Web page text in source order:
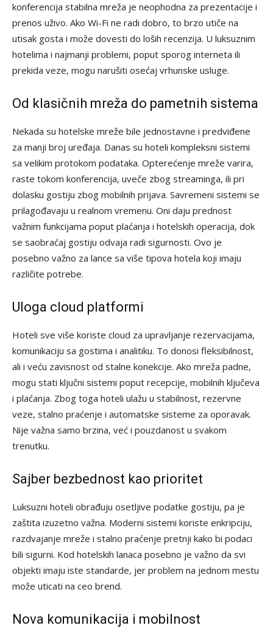
konferencija stabilna mreža je neophodna za prezentacije i
prenos uživo. Ako Wi-Fi ne radi dobro, to brzo utiče na
utisak gosta i može dovesti do loših recenzija. U luksuznim
hotelima i najmanji problemi, poput sporog interneta ili
prekida veze, mogu narušiti osećaj vrhunske usluge.
Od klasičnih mreža do pametnih sistema
Nekada su hotelske mreže bile jednostavne i predviđene
za manji broj uređaja. Danas su hoteli kompleksni sistemi
sa velikim protokom podataka. Opterećenje mreže varira,
raste tokom konferencija, uveče zbog streaminga, ili pri
dolasku gostiju zbog mobilnih prijava. Savremeni sistemi se
prilagođavaju u realnom vremenu. Oni daju prednost
važnim funkcijama poput plaćanja i hotelskih operacija, dok
se saobraćaj gostiju odvaja radi sigurnosti. Ovo je
posebno važno za lance sa više tipova hotela koji imaju
različite potrebe.
Uloga cloud platformi
Hoteli sve više koriste cloud za upravljanje rezervacijama,
komunikaciju sa gostima i analitiku. To donosi fleksibilnost,
ali i veću zavisnost od stalne konekcije. Ako mreža padne,
mogu stati ključni sistemi poput recepcije, mobilnih ključeva
i plaćanja. Zbog toga hoteli ulažu u stabilnost, rezervne
veze, stalno praćenje i automatske sisteme za oporavak.
Nije važna samo brzina, već i pouzdanost u svakom
trenutku.
Sajber bezbednost kao prioritet
Luksuzni hoteli obrađuju osetljive podatke gostiju, pa je
zaštita izuzetno važna. Moderni sistemi koriste enkripciju,
razdvajanje mreže i stalno praćenje pretnji kako bi podaci
bili sigurni. Kod hotelskih lanaca posebno je važno da svi
objekti imaju iste standarde, jer problem na jednom mestu
može uticati na ceo brend.
Nova komunikacija i mobilnost